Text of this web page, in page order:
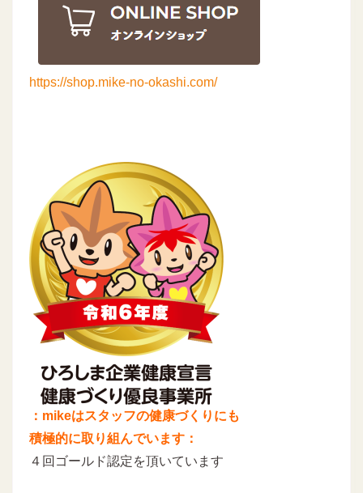
https://shop.mike-no-okashi.com/
：mikeはスタッフの健康づくりにも
積極的に取り組んでいます：
４回ゴールド認定を頂いています